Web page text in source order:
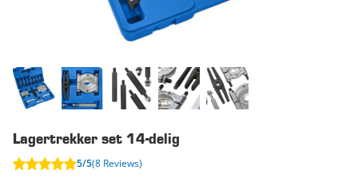
Lagertrekker set 14-delig
5/5(8 Reviews)